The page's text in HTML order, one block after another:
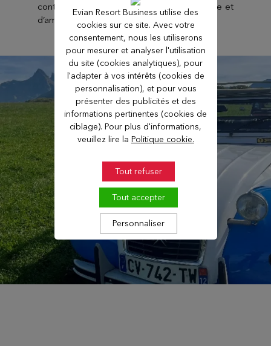
contribueront à créer un climat de confiance et
d’amitié.
Evian Resort Business utilise des
cookies sur ce site. Avec votre
consentement, nous les utiliserons
pour mesurer et analyser l'utilisation
du site (cookies analytiques), pour
l'adapter à vos intérêts (cookies de
personnalisation), et pour vous
présenter des publicités et des
informations pertinentes (cookies de
ciblage). Pour plus d'informations,
veuillez lire la Politique cookie.
Tout refuser
Tout accepter
Personnaliser